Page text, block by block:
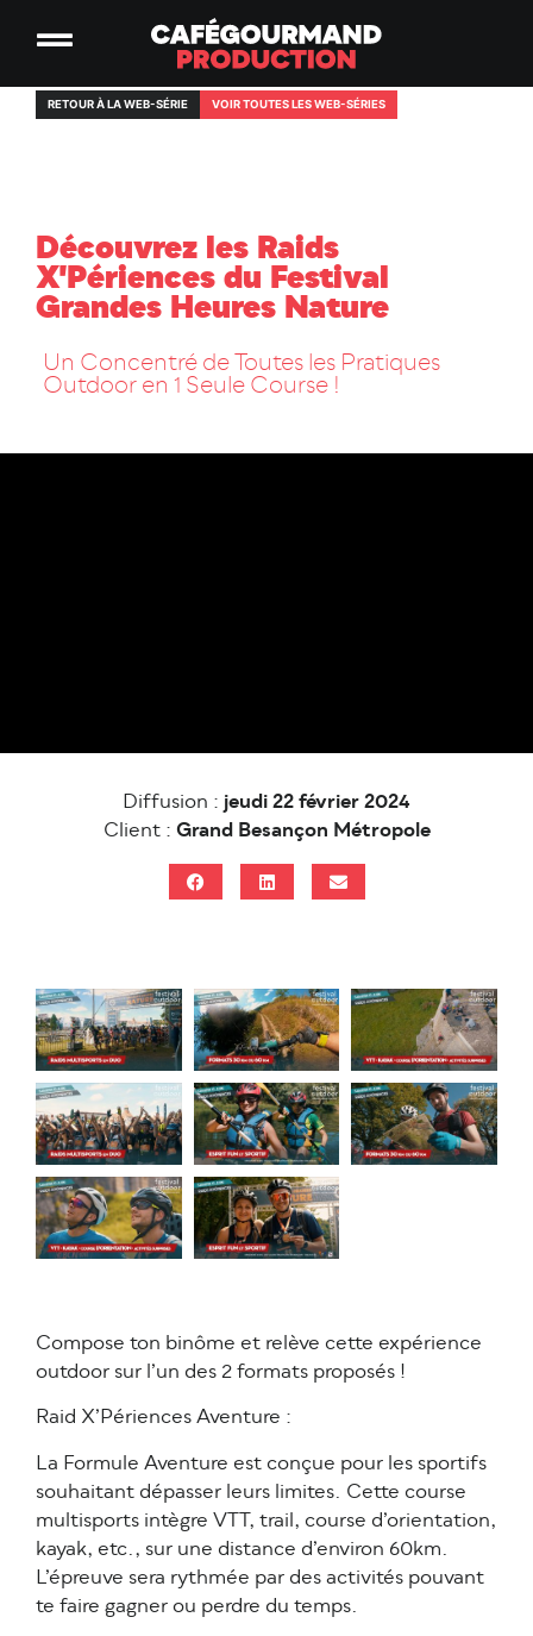
RETOUR À LA WEB-SÉRIE VOIR TOUTES LES WEB-SÉRIES
Découvrez les Raids
X'Périences du Festival
Grandes Heures Nature
Un Concentré de Toutes les Pratiques
Outdoor en 1 Seule Course !
Diffusion :jeudi 22 février 2024
Client :Grand Besançon Métropole
Compose ton binôme et relève cette expérience
outdoor sur l’un des 2 formats proposés !
Raid X’Périences Aventure :
La Formule Aventure est conçue pour les sportifs
souhaitant dépasser leurs limites. Cette course
multisports intègre VTT, trail, course d’orientation,
kayak, etc., sur une distance d’environ 60km.
L’épreuve sera rythmée par des activités pouvant
te faire gagner ou perdre du temps.